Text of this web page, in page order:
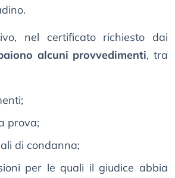
nel certificato richiesto dai
alcuni provvedimenti, tra
prova;
di condanna;
per le quali il giudice abbia